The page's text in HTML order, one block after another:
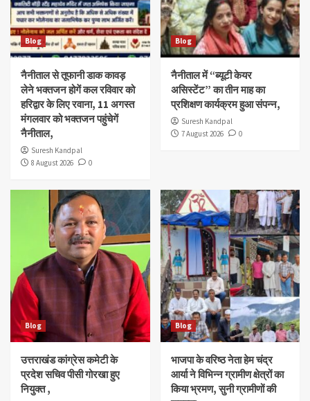
Blog
नैनीताल से तूफानी डाक कावड़
लेने भक्तजन होगें कल रविवार को
हरिद्वार के लिए रवाना, 11 अगस्त
मंगलवार को भक्तजन पहुंचेगें
नैनीताल,
Suresh Kandpal
8 August 2026
0
Blog
नैनीताल में “ब्यूटी केयर
असिस्टेंट” का तीन माह का
प्रशिक्षण कार्यक्रम हुआ संपन्न,
Suresh Kandpal
7 August 2026
0
Blog
उत्तराखंड कांग्रेस कमेटी के
प्रदेश सचिव पीसी गोरखा हुए
नियुक्त ,
Blog
भाजपा के वरिष्ठ नेता हेम चंद्र
आर्या ने विभिन्न ग्रामीण क्षेत्रों का
किया भ्रमण, सुनी ग्रामीणों की